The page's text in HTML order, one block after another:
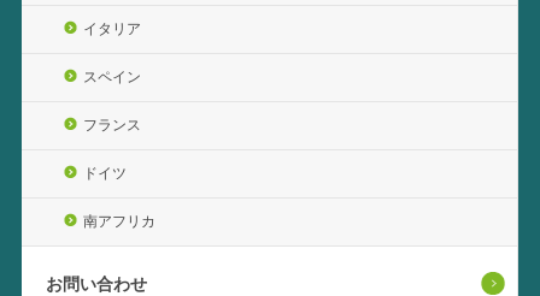
イタリア
スペイン
フランス
ドイツ
南アフリカ
お問い合わせ